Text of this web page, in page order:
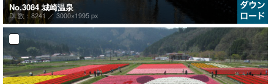
No.3084 城崎温泉
DL数：8241 ／ 3000×1995 px